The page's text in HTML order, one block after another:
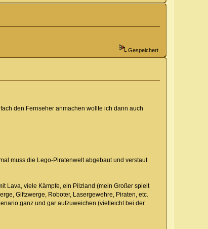
Gespeichert
den Fernseher anmachen wollte ich dann auch
muss die Lego-Piratenwelt abgebaut und verstaut
Lava, viele Kämpfe, ein Pilzland (mein Großer spielt
Giftzwerge, Roboter, Lasergewehre, Piraten, etc.
ganz und gar aufzuweichen (vielleicht bei der